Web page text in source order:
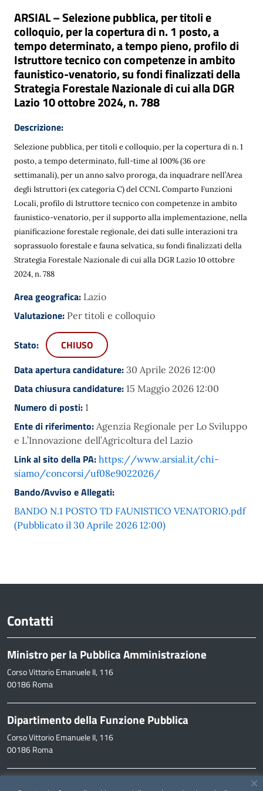
ARSIAL – Selezione pubblica, per titoli e
colloquio, per la copertura di n. 1 posto, a
tempo determinato, a tempo pieno, profilo di
Istruttore tecnico con competenze in ambito
faunistico-venatorio, su fondi finalizzati della
Strategia Forestale Nazionale di cui alla DGR
Lazio 10 ottobre 2024, n. 788
Descrizione:
Selezione pubblica, per titoli e colloquio, per la copertura di n. 1
posto, a tempo determinato, full-time al 100% (36 ore
settimanali), per un anno salvo proroga, da inquadrare nell’Area
degli Istruttori (ex categoria C) del CCNL Comparto Funzioni
Locali, profilo di Istruttore tecnico con competenze in ambito
faunistico-venatorio, per il supporto alla implementazione, nella
pianificazione forestale regionale, dei dati sulle interazioni tra
soprassuolo forestale e fauna selvatica, su fondi finalizzati della
Strategia Forestale Nazionale di cui alla DGR Lazio 10 ottobre
2024, n. 788
Area geografica: Lazio
Valutazione: Per titoli e colloquio
Stato:
CHIUSO
Data apertura candidature: 30 Aprile 2026 12:00
Data chiusura candidature: 15 Maggio 2026 12:00
Numero di posti: 1
Ente di riferimento: Agenzia Regionale per Lo Sviluppo
e L’Innovazione dell’Agricoltura del Lazio
Link al sito della PA: https://www.arsial.it/chi-
siamo/concorsi/uf08e9022026/
Bando/Avviso e Allegati:
BANDO N.1 POSTO TD FAUNISTICO VENATORIO.pdf
(Pubblicato il 30 Aprile 2026 12:00)
Contatti
Ministro per la Pubblica Amministrazione
Corso Vittorio Emanuele II, 116
00186 Roma
Dipartimento della Funzione Pubblica
Corso Vittorio Emanuele II, 116
00186 Roma